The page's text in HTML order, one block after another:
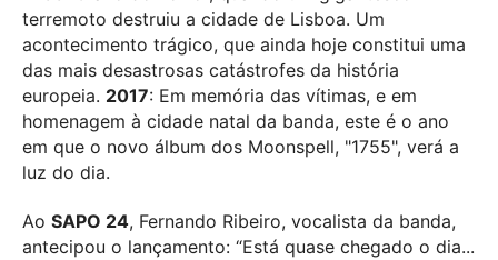
terremoto destruiu a cidade de Lisboa. Um
acontecimento trágico, que ainda hoje constitui uma
das mais desastrosas catástrofes da história
europeia. 2017: Em memória das vítimas, e em
homenagem à cidade natal da banda, este é o ano
em que o novo álbum dos Moonspell, "1755", verá a
luz do dia.
Ao SAPO 24, Fernando Ribeiro, vocalista da banda,
antecipou o lançamento: “Está quase chegado o dia...